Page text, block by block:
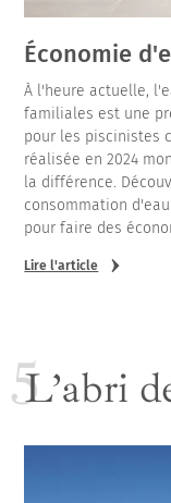
Économie
À l'heure actuelle,
familiales est une
pour les piscinistes
réalisée en 2024
la différence.
consommation
pour faire des
Lire l'article
L’abri